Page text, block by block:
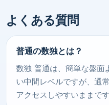
よくある質問
普通の数独とは？
数独 普通は、簡単な盤面
い中間レベルですが、通
アクセスしやすいままです